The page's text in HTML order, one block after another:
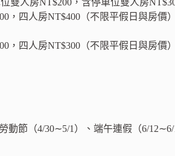
雙人房NT$200，含停車位雙人房
，四人房NT$400（不限平假日與房價
，四人房NT$300（不限平假日與房價
節（4/30∼5/1）、端午連假（6/12∼6/